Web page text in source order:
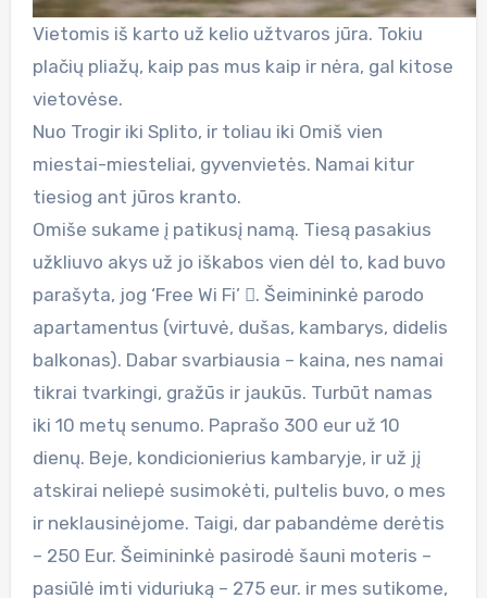
Vietomis iš karto už kelio užtvaros jūra. Tokiu
plačių pliažų, kaip pas mus kaip ir nėra, gal kitose
vietovėse.
Nuo Trogir iki Splito, ir toliau iki Omiš vien
miestai-miesteliai, gyvenvietės. Namai kitur
tiesiog ant jūros kranto.
Omiše sukame į patikusį namą. Tiesą pasakius
užkliuvo akys už jo iškabos vien dėl to, kad buvo
parašyta, jog ‘Free Wi Fi’ . Šeimininkė parodo
apartamentus (virtuvė, dušas, kambarys, didelis
balkonas). Dabar svarbiausia – kaina, nes namai
tikrai tvarkingi, gražūs ir jaukūs. Turbūt namas
iki 10 metų senumo. Paprašo 300 eur už 10
dienų. Beje, kondicionierius kambaryje, ir už jį
atskirai neliepė susimokėti, pultelis buvo, o mes
ir neklausinėjome. Taigi, dar pabandėme derėtis
– 250 Eur. Šeimininkė pasirodė šauni moteris –
pasiūlė imti viduriuką – 275 eur. ir mes sutikome,